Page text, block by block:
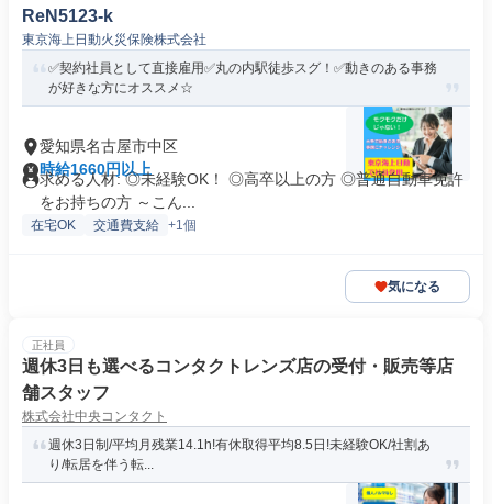
ReN5123-k
東京海上日動火災保険株式会社
✅契約社員として直接雇用✅丸の内駅徒歩スグ！✅動きのある事務
が好きな方にオススメ☆
愛知県名古屋市中区
時給1660円以上
求める人材: ◎未経験OK！ ◎高卒以上の方 ◎普通自動車免許
をお持ちの方 ～こん...
在宅OK 交通費支給 +1個
気になる
正社員
週休3日も選べるコンタクトレンズ店の受付・販売等店
舗スタッフ
株式会社中央コンタクト
週休3日制/平均月残業14.1h!有休取得平均8.5日!未経験OK/社割あ
り/転居を伴う転...